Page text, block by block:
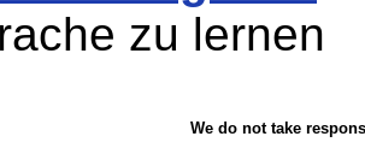
zu lernen
We do not take